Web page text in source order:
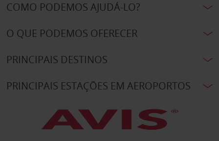
COMO PODEMOS AJUDÁ-LO?
O QUE PODEMOS OFERECER
PRINCIPAIS DESTINOS
PRINCIPAIS ESTAÇÕES EM AEROPORTOS